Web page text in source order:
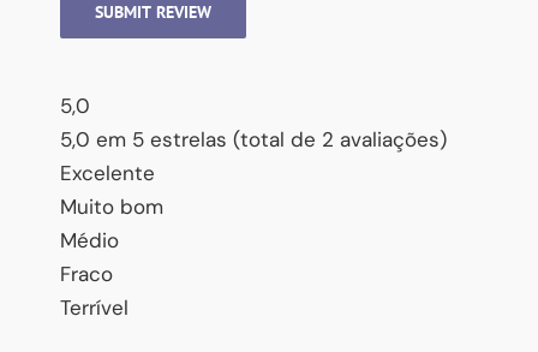
SUBMIT REVIEW
5,0
5,0 em 5 estrelas (total de 2 avaliações)
Excelente
Muito bom
Médio
Fraco
Terrível